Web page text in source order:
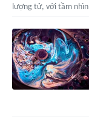
lượng tử, với tầm